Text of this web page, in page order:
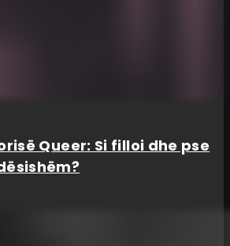
Queer: Si filloi dhe pse